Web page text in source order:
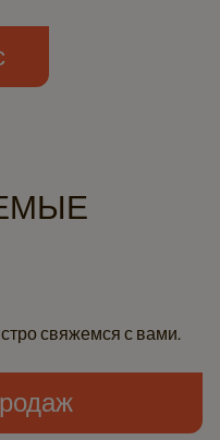
свяжемся с вами.